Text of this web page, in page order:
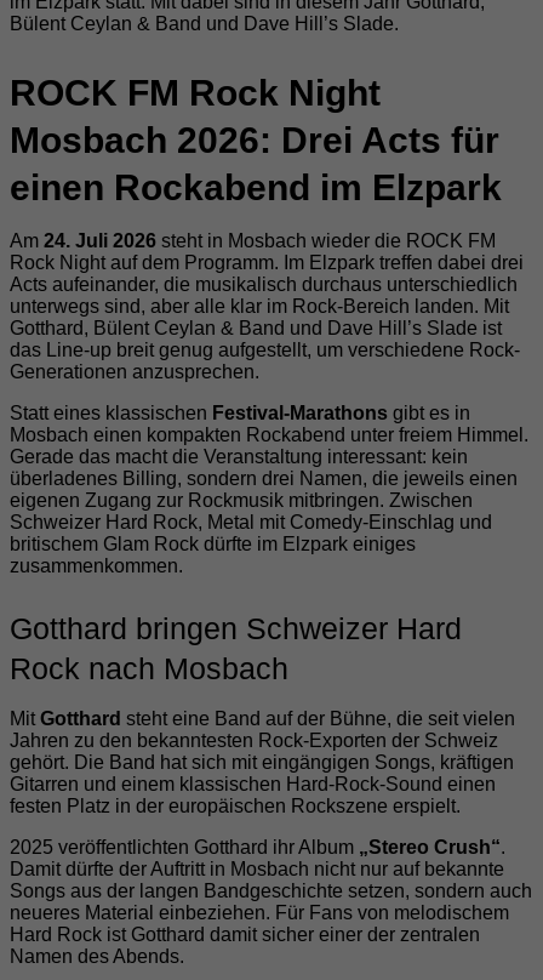
Bülent Ceylan & Band und Dave Hill’s Slade.
ROCK FM Rock Night
Mosbach 2026: Drei Acts für
einen Rockabend im Elzpark
Am 24. Juli 2026 steht in Mosbach wieder die ROCK FM
Rock Night auf dem Programm. Im Elzpark treffen dabei drei
Acts aufeinander, die musikalisch durchaus unterschiedlich
unterwegs sind, aber alle klar im Rock-Bereich landen. Mit
Gotthard, Bülent Ceylan & Band und Dave Hill’s Slade ist
das Line-up breit genug aufgestellt, um verschiedene Rock-
Generationen anzusprechen.
Statt eines klassischen Festival-Marathons gibt es in
Mosbach einen kompakten Rockabend unter freiem Himmel.
Gerade das macht die Veranstaltung interessant: kein
überladenes Billing, sondern drei Namen, die jeweils einen
eigenen Zugang zur Rockmusik mitbringen. Zwischen
Schweizer Hard Rock, Metal mit Comedy-Einschlag und
britischem Glam Rock dürfte im Elzpark einiges
zusammenkommen.
Gotthard bringen Schweizer Hard
Rock nach Mosbach
Mit Gotthard steht eine Band auf der Bühne, die seit vielen
Jahren zu den bekanntesten Rock-Exporten der Schweiz
gehört. Die Band hat sich mit eingängigen Songs, kräftigen
Gitarren und einem klassischen Hard-Rock-Sound einen
festen Platz in der europäischen Rockszene erspielt.
2025 veröffentlichten Gotthard ihr Album „Stereo Crush“.
Damit dürfte der Auftritt in Mosbach nicht nur auf bekannte
Songs aus der langen Bandgeschichte setzen, sondern auch
neueres Material einbeziehen. Für Fans von melodischem
Hard Rock ist Gotthard damit sicher einer der zentralen
Namen des Abends.